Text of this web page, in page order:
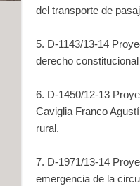
del transporte de
5. D-1143/13-14
derecho
6. D-1450/12-13
Caviglia Franco
rural.
7. D-1971/13-14
emergencia de la